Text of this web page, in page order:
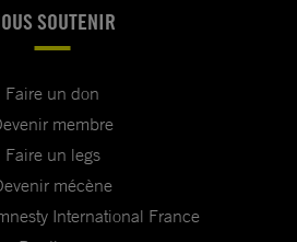
SOUTENIR
Faire un don
membre
Faire un legs
mécène
International France